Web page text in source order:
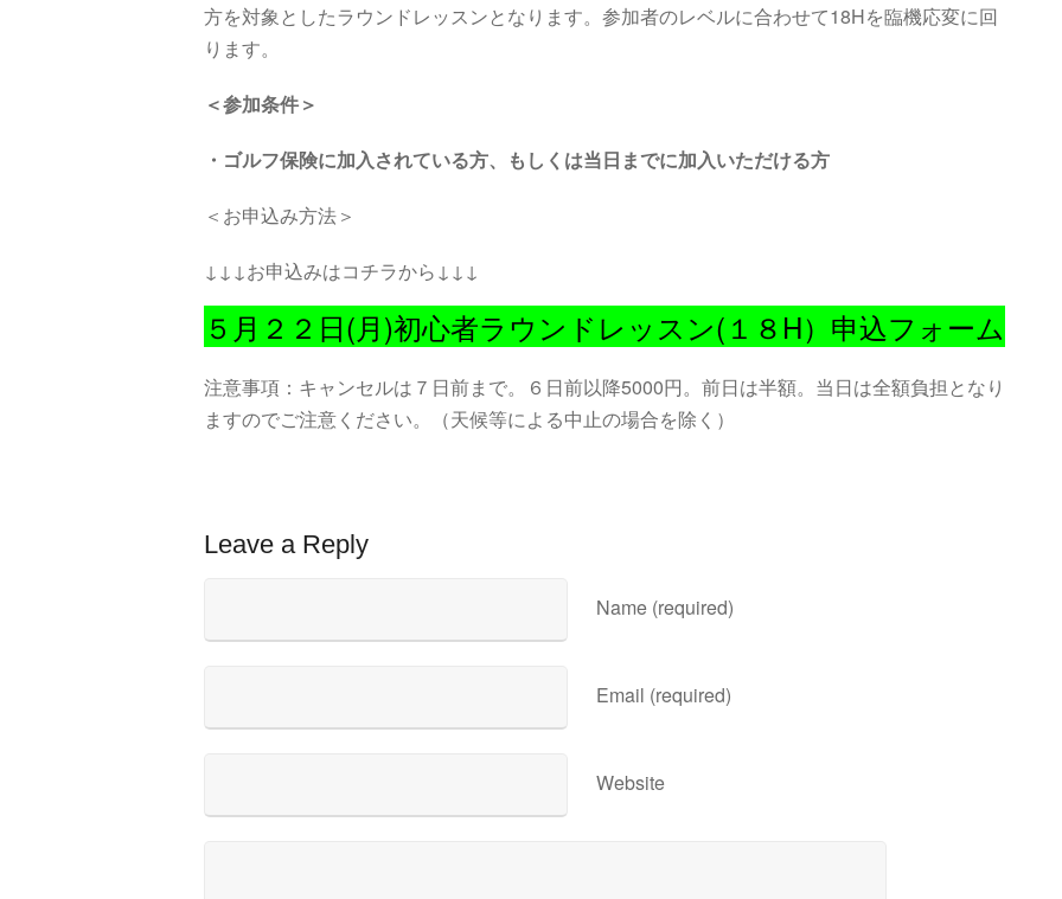
方を対象としたラウンドレッスンとなります。参加者のレベルに合わせて18Hを臨機応変に回
ります。
＜参加条件＞
・ ゴルフ保険に加入されている方、もしくは当日までに加入いただける方
＜お申込み方法＞
↓↓↓お申込みはコチラから↓↓↓
５月２２日(月)初心者ラウンドレッスン(１８H）申込フォーム
注意事項：キャンセルは７日前まで。６日前以降5000円。前日は半額。当日は全額負担となり
ますのでご注意ください。（天候等による中止の場合を除く）
Leave a Reply
Name (required)
Email (required)
Website